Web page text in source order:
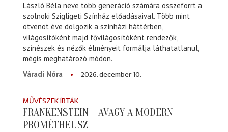
László Béla neve több generáció számára összeforrt a
szolnoki Szigligeti Színház előadásaival. Több mint
ötvenöt éve dolgozik a színházi háttérben,
világosítóként majd fővilágosítóként rendezők,
színészek és nézők élményeit formálja láthatatlanul,
mégis meghatározó módon.
Váradi Nóra
2026. december 10.
MŰVÉSZEK ÍRTÁK
FRANKENSTEIN – AVAGY A MODERN
PROMÉTHEUSZ